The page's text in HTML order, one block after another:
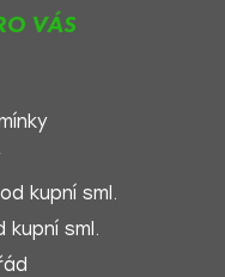
VÁS
kupní sml.
kupní sml.